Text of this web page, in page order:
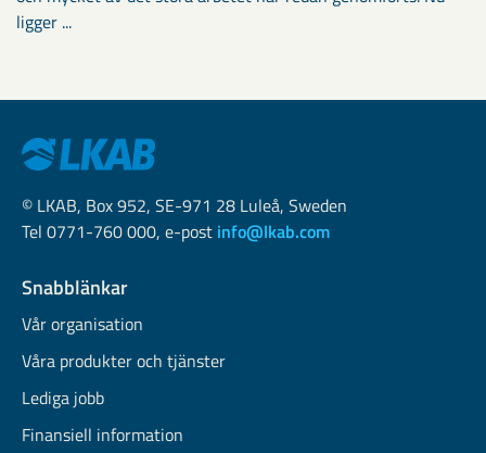
ligger ...
© LKAB, Box 952, SE-971 28 Luleå, Sweden
Tel 0771-760 000, e-post info@lkab.com
Snabblänkar
Vår organisation
Våra produkter och tjänster
Lediga jobb
Finansiell information